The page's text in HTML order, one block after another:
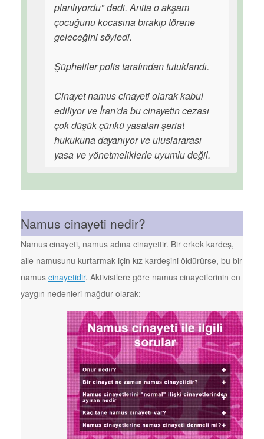
planlıyordu" dedi. Anita o akşam
çocuğunu kocasına bırakıp törene
geleceğini söyledi.
Şüpheliler polis tarafından tutuklandı.
Cinayet namus cinayeti olarak kabul
ediliyor ve İran'da bu cinayetin cezası
çok düşük çünkü yasaları şeriat
hukukuna dayanıyor ve uluslararası
yasa ve yönetmeliklerle uyumlu değil.
Namus cinayeti nedir?
Namus cinayeti, namus adına cinayettir. Bir erkek kardeş,
aile namusunu kurtarmak için kız kardeşini öldürürse, bu bir
namus cinayetidir. Aktivistlere göre namus cinayetlerinin en
yaygın nedenleri mağdur olarak: